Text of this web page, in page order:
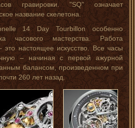
гравировки. "SQ" означает
название скелетона.
14 Day Tourbillon особенно
часового мастерства. Работа
это настоящее искусство. Все часы
– начиная с первой ажурной
балансом, произведенном при
260 лет назад.